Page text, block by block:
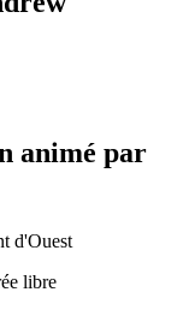
animé par
d'Ouest
libre